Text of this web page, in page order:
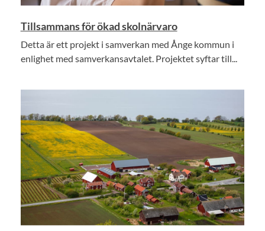
Tillsammans för ökad skolnärvaro
Detta är ett projekt i samverkan med Ånge kommun i
enlighet med samverkansavtalet. Projektet syftar till...